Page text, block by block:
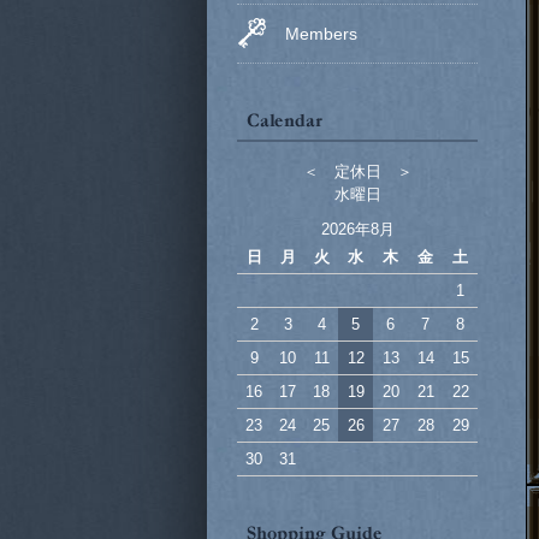
Members
＜ 定休日 ＞
水曜日
2026年8月
日
月 火 水 木 金
土
1
2
3 4 5 6 7
8
9
10 11 12 13 14
15
16
17 18 19 20 21
22
23
24 25 26 27 28
29
30
31